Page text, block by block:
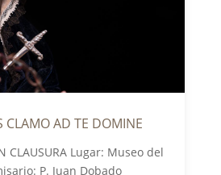
CLAMO AD TE DOMINE
CLAUSURA Lugar: Museo del
P. Juan Dobado